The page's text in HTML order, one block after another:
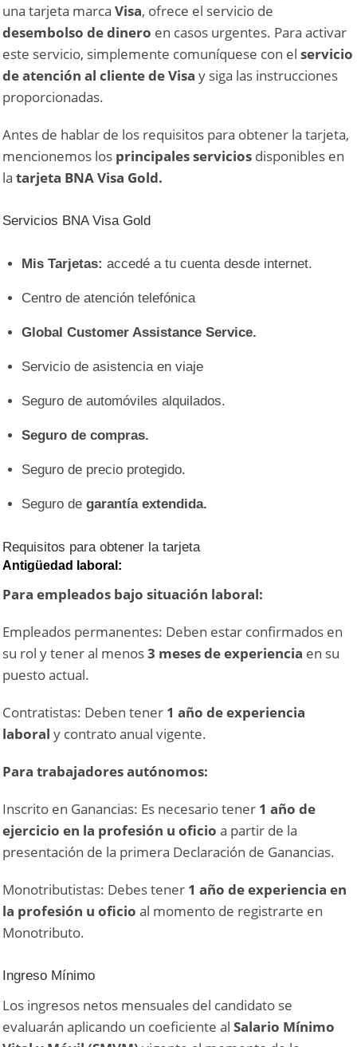
una tarjeta marcaVisa, ofrece el servicio de
desembolso de dinero en casos urgentes. Para activar
este servicio, simplemente comuníquese con elservicio
de atención al cliente de Visa y siga las instrucciones
proporcionadas.
Antes de hablar de los requisitos para obtener la tarjeta,
mencionemos los principales servicios disponibles en
latarjeta BNA Visa Gold.
Servicios BNA Visa Gold
Mis Tarjetas: accedé a tu cuenta desde internet.
Centro de atención telefónica
Global Customer Assistance Service.
Servicio de asistencia en viaje
Seguro de automóviles alquilados.
Seguro de compras.
Seguro de precio protegido.
Seguro degarantía extendida.
Requisitos para obtener la tarjeta
Antigüedad laboral:
Para empleados bajo situación laboral:
Empleados permanentes: Deben estar confirmados en
su rol y tener al menos3 meses de experiencia en su
puesto actual.
Contratistas: Deben tener 1 año de experiencia
laboral y contrato anual vigente.
Para trabajadores autónomos:
Inscrito en Ganancias: Es necesario tener 1 año de
ejercicio en la profesión u oficio a partir de la
presentación de la primera Declaración de Ganancias.
Monotributistas: Debes tener 1 año de experiencia en
la profesión u oficio al momento de registrarte en
Monotributo.
Ingreso Mínimo
Los ingresos netos mensuales del candidato se
evaluarán aplicando un coeficiente alSalario Mínimo